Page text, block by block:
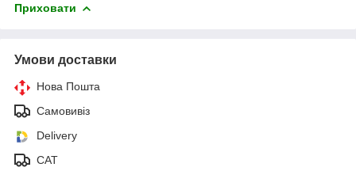
Приховати
Умови доставки
Нова Пошта
Самовивіз
Delivery
САТ